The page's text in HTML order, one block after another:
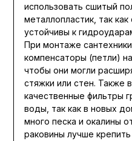
использовать сшитый
металлопластик, так
устойчивы к
При монтаже
компенсаторы (петли)
чтобы они могли
стяжки или стен. Также
качественные фильтры
воды, так как в новых
много песка и окалины
раковины лучше